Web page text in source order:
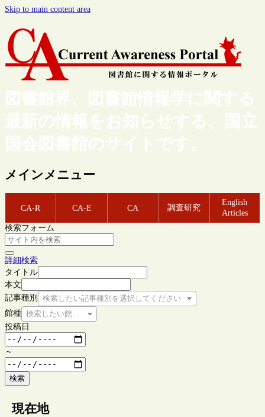
Skip to main content area
図書館界、図書館情報学に関する
最新の情報をお知らせする、国立
国会図書館のサイトです。
メインメニュー
CA-R CA-E CA 調査研究
English
Articles
検索フォーム
詳細検索
タイトル
本文
記事種別
検索したい記事種別を選択してください
館種 検索したい館種を選択してください
投稿日
～
検索
現在地